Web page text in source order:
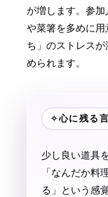
が増します。参
や菜箸を多めに
ち」のストレス
められます。
✧心に残る
少し良い道具
「なんだか料
る」という感